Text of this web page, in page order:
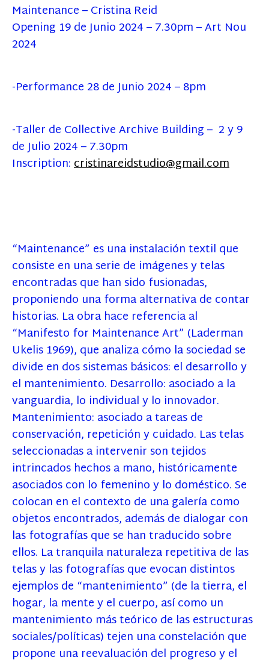
Maintenance – Cristina Reid
Opening 19 de Junio 2024 – 7.30pm – Art Nou
2024
-Performance 28 de Junio 2024 – 8pm
-Taller de Collective Archive Building – 2 y 9
de Julio 2024 – 7.30pm
Inscription:cristinareidstudio@gmail.com
“Maintenance” es una instalación textil que
consiste en una serie de imágenes y telas
encontradas que han sido fusionadas,
proponiendo una forma alternativa de contar
historias. La obra hace referencia al
“Manifesto for Maintenance Art” (Laderman
Ukelis 1969), que analiza cómo la sociedad se
divide en dos sistemas básicos: el desarrollo y
el mantenimiento. Desarrollo: asociado a la
vanguardia, lo individual y lo innovador.
Mantenimiento: asociado a tareas de
conservación, repetición y cuidado. Las telas
seleccionadas a intervenir son tejidos
intrincados hechos a mano, históricamente
asociados con lo femenino y lo doméstico. Se
colocan en el contexto de una galería como
objetos encontrados, además de dialogar con
las fotografías que se han traducido sobre
ellos. La tranquila naturaleza repetitiva de las
telas y las fotografías que evocan distintos
ejemplos de “mantenimiento” (de la tierra, el
hogar, la mente y el cuerpo, así como un
mantenimiento más teórico de las estructuras
sociales/políticas) tejen una constelación que
propone una reevaluación del progreso y el